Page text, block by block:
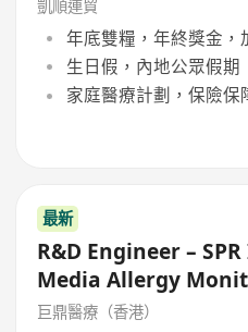
凱順連貿
年底雙糧，年終獎金，
生日假，內地公眾假期
家庭醫療計劃，保險保
最新
R&D Engineer –
Media Allergy
巨鼎醫療（香港）